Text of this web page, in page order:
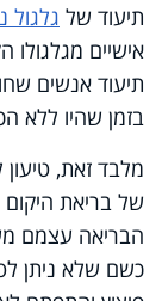
תיעוד של גלגול
אישיים
תיעוד אנשים
בזמן שהיו ללא
מלבד זאת,
של בריאת היקום
הבריאה עצמם
כשם שלא ניתן